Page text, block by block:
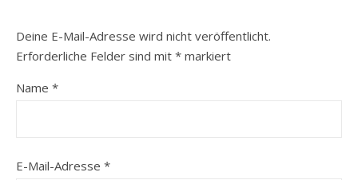
Deine E-Mail-Adresse wird nicht veröffentlicht.
Erforderliche Felder sind mit * markiert
Name *
E-Mail-Adresse *